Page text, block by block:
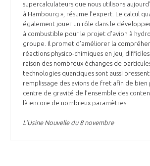
supercalculateurs que nous utilisons
à Hambourg », résume l’expert. Le calcul
également jouer un rôle dans le
à combustible pour le projet d’avion à
groupe. Il promet d’améliorer la
réactions physico-chimiques en jeu,
raison des nombreux échanges de
technologies quantiques sont aussi
remplissage des avions de fret afin de bien
centre de gravité de l’ensemble des
là encore de nombreux paramètres.
L’Usine Nouvelle du 8 novembre